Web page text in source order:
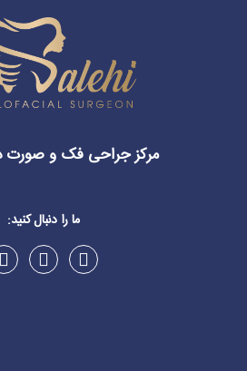
مرکز جراحی فک و صورت
ما را دنبال کنید: